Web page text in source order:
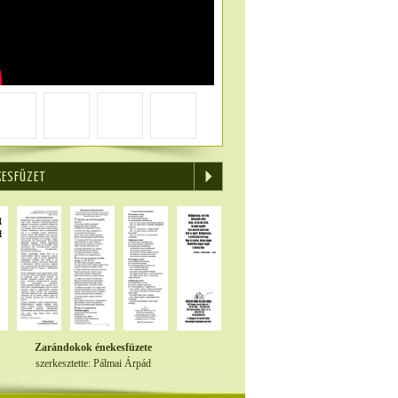
Zarándokok énekesfüzete
szerkesztette: Pálmai Árpád